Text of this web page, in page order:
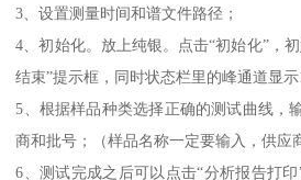
3、设置测量时间和谱文件路径；
4、初始化。放上纯银。点击“初始化”，
结束”提示框，同时状态栏里的峰通道显示
5、根据样品种类选择正确的测试曲线，
商和批号；（样品名称一定要输入，供应
6、测试完成之后可以点击“分析报告打